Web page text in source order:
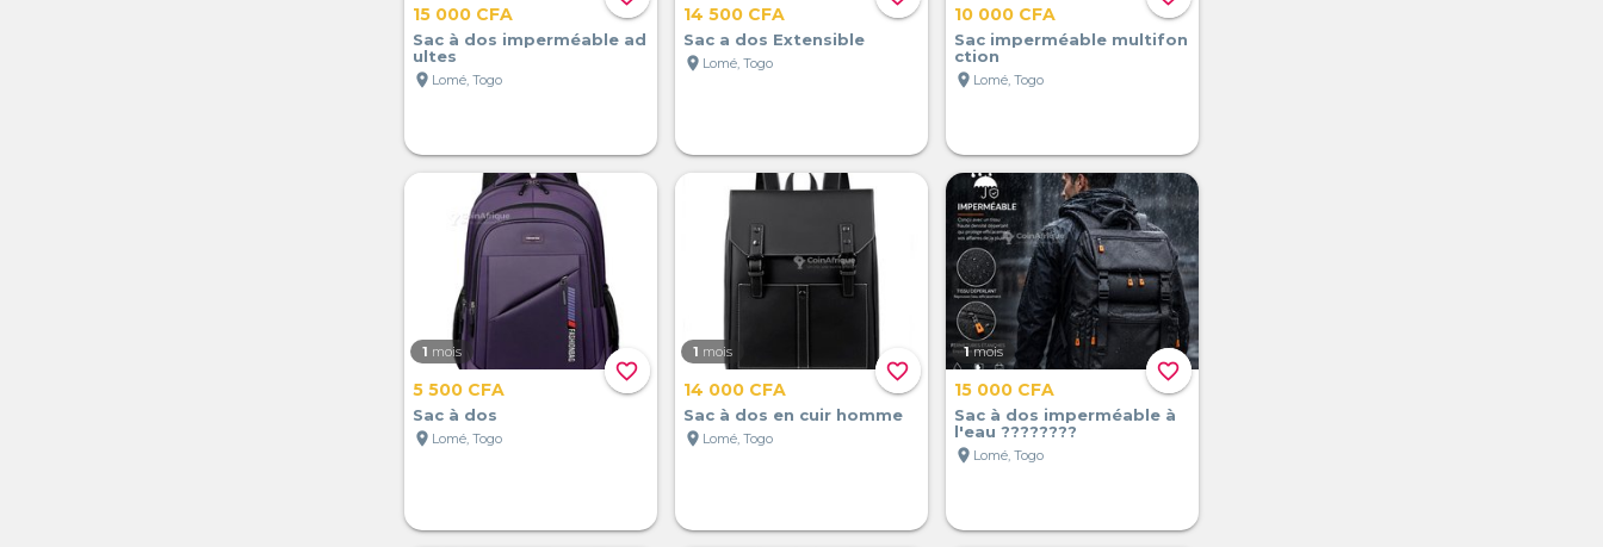
15 000 CFA
Sac à dos imperméable ad
ultes
location_on Lomé, Togo
14 500 CFA
Sac a dos Extensible
location_on Lomé, Togo
10 000 CFA
Sac imperméable multifon
ction
location_on Lomé, Togo
favorite_border
1 mois
5 500 CFA
Sac à dos
location_on Lomé, Togo
favorite_border
1 mois
14 000 CFA
Sac à dos en cuir homme
location_on Lomé, Togo
favorite_border
1 mois
15 000 CFA
Sac à dos imperméable à
l'eau ????????️
location_on Lomé, Togo